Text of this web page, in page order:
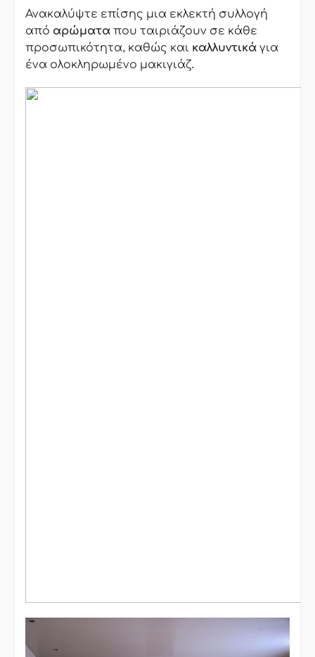
Ανακαλύψτε επίσης μια εκλεκτή συλλογή
από αρώματα που ταιριάζουν σε κάθε
προσωπικότητα, καθώς και καλλυντικά για
ένα ολοκληρωμένο μακιγιάζ.